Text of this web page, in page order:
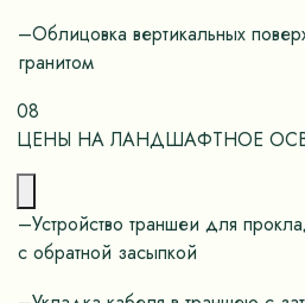
–Облицовка вертикальных
гранитом
08
ЦЕНЫ НА ЛАНДШАФТНОЕ
–Устройство траншеи для
с обратной засыпкой